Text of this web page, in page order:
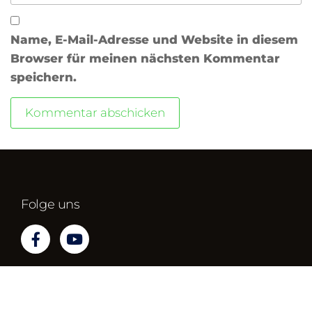
Name, E-Mail-Adresse und Website in diesem
Browser für meinen nächsten Kommentar
speichern.
Folge uns